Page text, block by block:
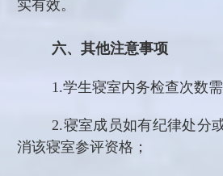
实有效。
六、其他注意事项
1.学生寝室内务检查次数需
2.寝室成员如有纪律处分
消该寝室参评资格；